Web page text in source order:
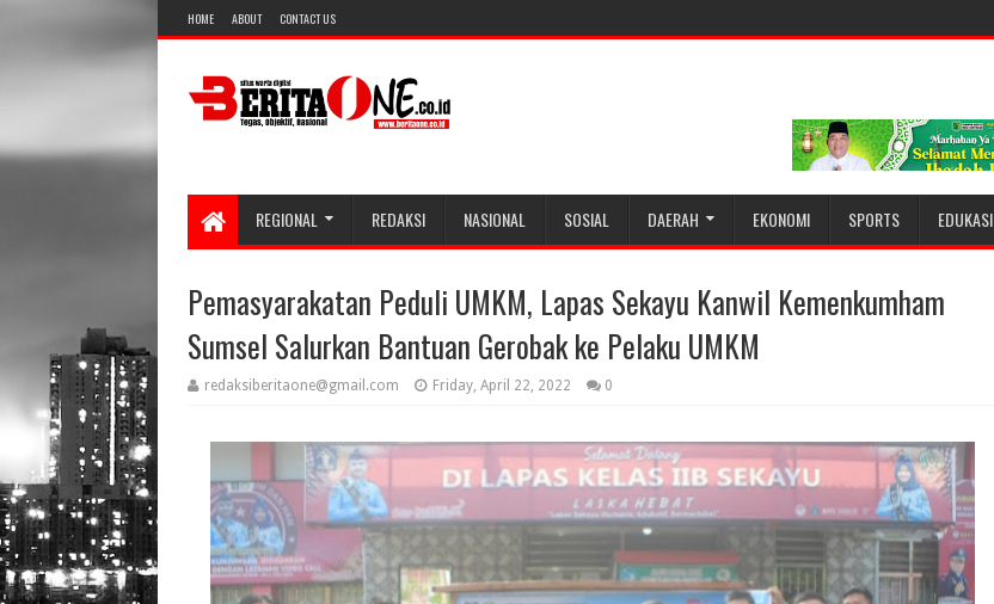
HOME ABOUT CONTACT US
REGIONAL REDAKSI NASIONAL SOSIAL DAERAH EKONOMI SPORTS EDUKASI
Pemasyarakatan Peduli UMKM, Lapas Sekayu Kanwil Kemenkumham
Sumsel Salurkan Bantuan Gerobak ke Pelaku UMKM
redaksiberitaone@gmail.com Friday, April 22, 2022 0